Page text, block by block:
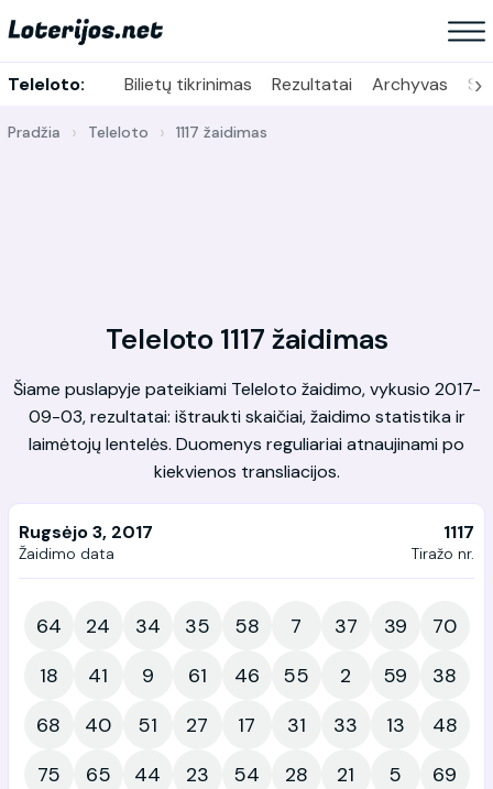
Teleloto: Bilietų tikrinimas Rezultatai Archyvas ›
Pradžia Teleloto 1117 žaidimas
Teleloto 1117 žaidimas
Šiame puslapyje pateikiami Teleloto žaidimo, vykusio 2017-
09-03, rezultatai: ištraukti skaičiai, žaidimo statistika ir
laimėtojų lentelės. Duomenys reguliariai atnaujinami po
kiekvienos transliacijos.
Rugsėjo 3, 2017
Žaidimo data
1117
Tiražo nr.
64 24 34 35 58 7 37 39
70
18
41 9 61 46 55 2 59
38
68
40 51 27 17 31 33 13
48
75
65 44 23 54 28 21 5
69